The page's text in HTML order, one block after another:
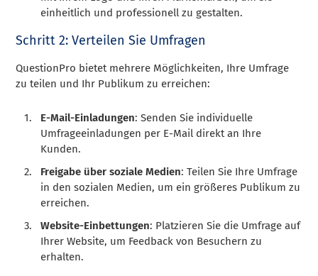
einheitlich und professionell zu gestalten.
Schritt 2: Verteilen Sie Umfragen
QuestionPro bietet mehrere Möglichkeiten, Ihre Umfrage
zu teilen und Ihr Publikum zu erreichen:
E-Mail-Einladungen: Senden Sie individuelle
Umfrageeinladungen per E-Mail direkt an Ihre
Kunden.
Freigabe über soziale Medien: Teilen Sie Ihre Umfrage
in den sozialen Medien, um ein größeres Publikum zu
erreichen.
Website-Einbettungen: Platzieren Sie die Umfrage auf
Ihrer Website, um Feedback von Besuchern zu
erhalten.